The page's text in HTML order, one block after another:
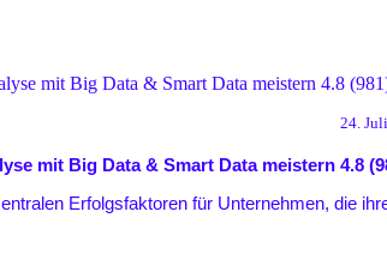
24.
mit Big Data & Smart Data meistern 4.8
Erfolgsfaktoren für Unternehmen, die